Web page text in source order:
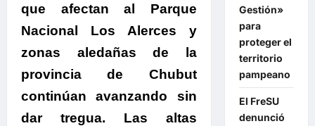
que afectan al Parque
Nacional Los Alerces y
zonas aledañas de la
provincia de Chubut
continúan avanzando sin
dar tregua. Las altas
Gestión»
para
proteger el
territorio
pampeano
El FreSU
denunció